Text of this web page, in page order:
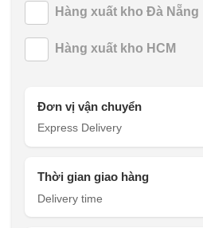
Hàng xuất kho Đà Nẵng
Hàng xuất kho HCM
Đơn vị vận chuyển
Express Delivery
Thời gian giao hàng
Delivery time